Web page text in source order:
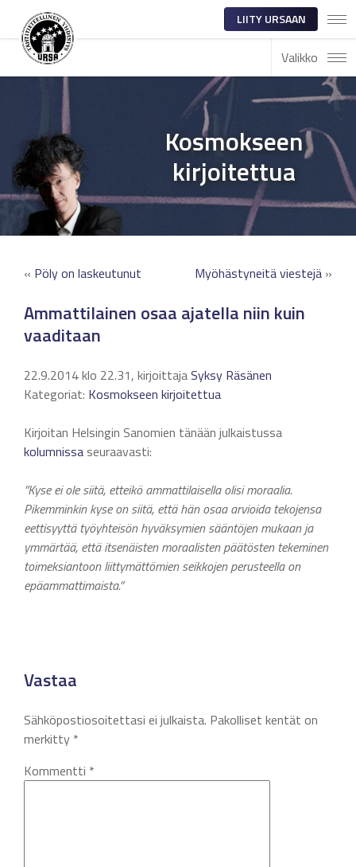
LIITY URSAAN
Valikko
Kosmokseen
kirjoitettua
« Pöly on laskeutunut Myöhästyneitä viestejä »
Ammattilainen osaa ajatella niin kuin
vaaditaan
22.9.2014 klo 22.31, kirjoittajaSyksy Räsänen
Kategoriat: Kosmokseen kirjoitettua
Kirjoitan Helsingin Sanomien tänään julkaistussa
kolumnissa seuraavasti:
”Kyse ei ole siitä, etteikö ammattilaisella olisi moraalia.
Pikemminkin kyse on siitä, että hän osaa arvioida tekojensa
eettisyyttä työyhteisön hyväksymien sääntöjen mukaan ja
ymmärtää, että itsenäisten moraalisten päätösten tekeminen
toimeksiantoon liittymättömien seikkojen perusteella on
epäammattimaista.”
Vastaa
Sähköpostiosoitettasi ei julkaista. Pakolliset kentät on
merkitty *
Kommentti *